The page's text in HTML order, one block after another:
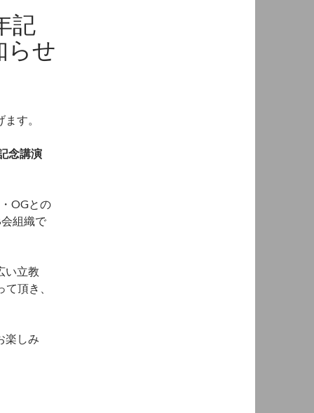
記
らせ
す。
念講演
OGとの
組織で
い立教
頂き、
楽しみ